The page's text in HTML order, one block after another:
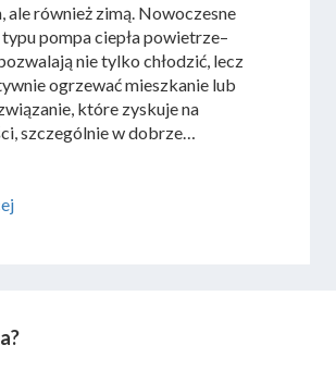
ale również zimą. Nowoczesne
pompa ciepła powietrze–
nie tylko chłodzić, lecz
ogrzewać mieszkanie lub
które zyskuje na
szczególnie w dobrze
najważniejsze zalety i